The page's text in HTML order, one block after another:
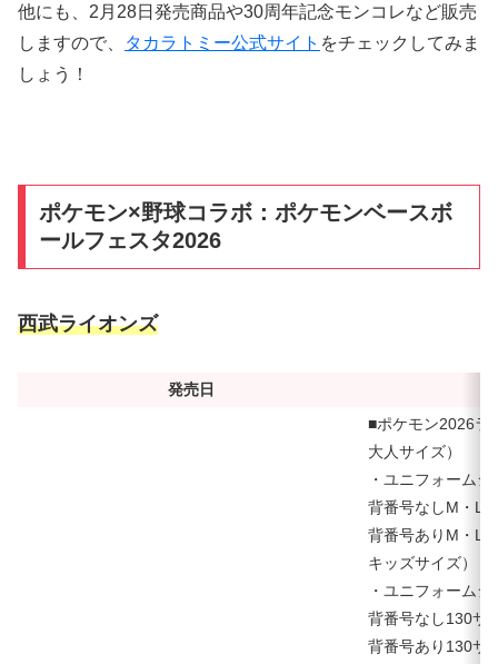
他にも、2月28日発売商品や30周年記念モンコレなど販売
しますので、
タカラトミー公式サイト をチェックしてみま
しょう！
ポケモン×野球コラボ：ポケモンベースボ
ールフェスタ2026
西武ライオンズ
発売日
■ポケモン2026ラ
大人サイズ）
・ユニフォームシ
背番号なしM・L
背番号ありM・L
キッズサイズ）
・ユニフォームシ
背番号なし130サ
背番号あり130サ